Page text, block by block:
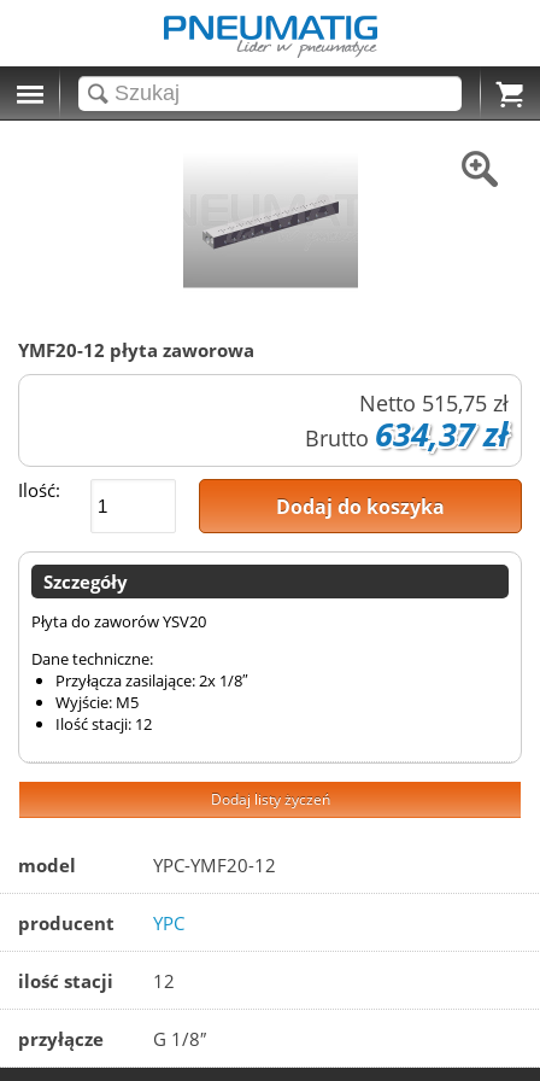
Cart
YMF20-12 płyta zaworowa
Netto 515,75 zł
Brutto 634,37 zł
Ilość:
Dodaj do koszyka
Szczegóły
Płyta do zaworów YSV20
Dane techniczne:
Przyłącza zasilające: 2x 1/8″
Wyjście: M5
Ilość stacji: 12
Dodaj listy życzeń
model YPC-YMF20-12
producent YPC
ilość stacji 12
przyłącze G 1/8″